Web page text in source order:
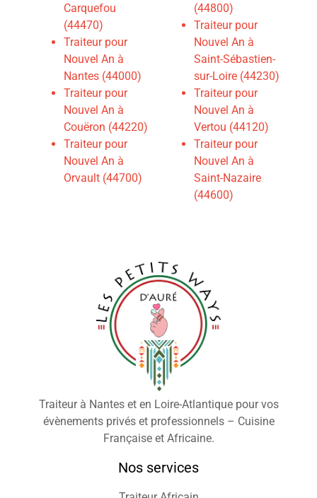
Carquefou
(44470)
Traiteur pour
Nouvel An à
Nantes (44000)
Traiteur pour
Nouvel An à
Couëron (44220)
Traiteur pour
Nouvel An à
Orvault (44700)
(44800)
Traiteur pour
Nouvel An à
Saint-Sébastien-
sur-Loire (44230)
Traiteur pour
Nouvel An à
Vertou (44120)
Traiteur pour
Nouvel An à
Saint-Nazaire
(44600)
Traiteur à Nantes et en Loire-Atlantique pour vos
évènements privés et professionnels – Cuisine
Française et Africaine.
Nos services